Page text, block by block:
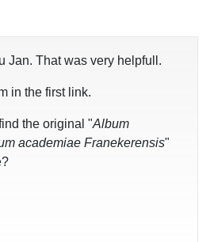
Jan. That was very helpfull.
in the first link.
the original "Album
academiae Franekerensis"